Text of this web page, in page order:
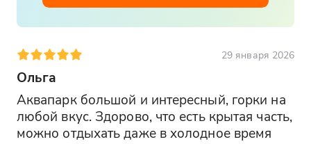
18. Гавана - 8:00-8:10
19. Цвет.пят - 8:00-8:10
21. Гипер магнит - 8:00-8:10
29 января 2026
Ольга
Аквапарк большой и интересный, горки на
любой вкус. Здорово, что есть крытая часть,
можно отдыхать даже в холодное время